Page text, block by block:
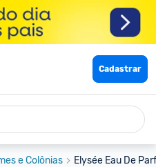
Cadastrar
e Colônias Elysée Eau De